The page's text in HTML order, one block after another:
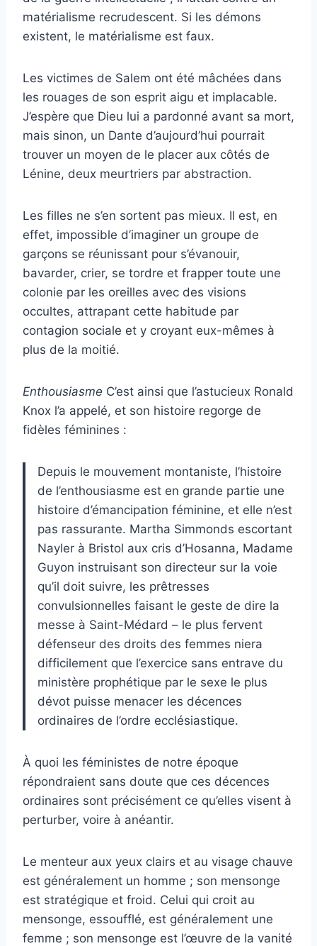
matérialisme recrudescent. Si les démons
existent, le matérialisme est faux.
Les victimes de Salem ont été mâchées dans
les rouages ​​de son esprit aigu et implacable.
J’espère que Dieu lui a pardonné avant sa mort,
mais sinon, un Dante d’aujourd’hui pourrait
trouver un moyen de le placer aux côtés de
Lénine, deux meurtriers par abstraction.
Les filles ne s’en sortent pas mieux. Il est, en
effet, impossible d’imaginer un groupe de
garçons se réunissant pour s’évanouir,
bavarder, crier, se tordre et frapper toute une
colonie par les oreilles avec des visions
occultes, attrapant cette habitude par
contagion sociale et y croyant eux-mêmes à
plus de la moitié.
Enthousiasme C’est ainsi que l’astucieux Ronald
Knox l’a appelé, et son histoire regorge de
fidèles féminines :
Depuis le mouvement montaniste, l’histoire
de l’enthousiasme est en grande partie une
histoire d’émancipation féminine, et elle n’est
pas rassurante. Martha Simmonds escortant
Nayler à Bristol aux cris d’Hosanna, Madame
Guyon instruisant son directeur sur la voie
qu’il doit suivre, les prêtresses
convulsionnelles faisant le geste de dire la
messe à Saint-Médard – le plus fervent
défenseur des droits des femmes niera
difficilement que l’exercice sans entrave du
ministère prophétique par le sexe le plus
dévot puisse menacer les décences
ordinaires de l’ordre ecclésiastique.
À quoi les féministes de notre époque
répondraient sans doute que ces décences
ordinaires sont précisément ce qu’elles visent à
perturber, voire à anéantir.
Le menteur aux yeux clairs et au visage chauve
est généralement un homme ; son mensonge
est stratégique et froid. Celui qui croit au
mensonge, essoufflé, est généralement une
femme ; son mensonge est l’œuvre de la vanité